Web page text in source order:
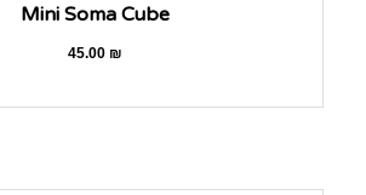
Mini Soma Cube
45.00₪